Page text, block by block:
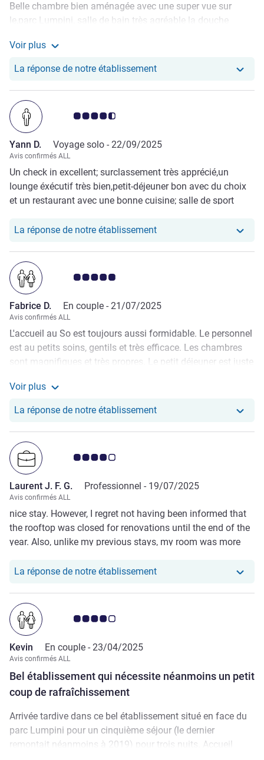
Belle chambre bien aménagée avec une super vue sur
le,parc Lumpini, salle de bain très agréable la douche
copieux et varié. La carte du dîner offrent des plats
européens et thaïs qui sont très bien exécutés. Le
personnel est professionnel et adorable, la gentillesse
thaïlandaise! Cependant il faudrait penser à rénover les
chambres qui commencent à être défraîchie.
Voir plus
La réponse de notre établissementNotre hôtel a repondu au
Note Avis clients 4.5/5
Yann D. Voyage solo - 22/09/2025
Avis confirmés ALL
Un check in excellent; surclassement très apprécié,un
lounge éxécutif très bien,petit-déjeuner bon avec du choix
et un restaurant avec une bonne cuisine; salle de sport
La réponse de notre établissementNotre hôtel a repondu au
Note Avis clients 5.0/5
Fabrice D. En couple - 21/07/2025
Avis confirmés ALL
L'accueil au So est toujours aussi formidable. Le personnel
est au petits soins, gentils et très efficace. Les chambres
sont magnifiques et très propres. Le petit déjeuner est juste
chaude (ce qui n'est pas le cas en janvier!). Si vous êtes en
chambres exécutive vous aurez accès au lounge avec
"happy Hour" gratuit de 17H00 à 19H00 et encore une fois
avec un personnel top. Je ne peux que vous recommander
le So.
Voir plus
La réponse de notre établissementNotre hôtel a repondu au
Note Avis clients 4.0/5
Laurent J. F. G. Professionnel - 19/07/2025
Avis confirmés ALL
nice stay. However, I regret not having been informed that
the rooftop was closed for renovations until the end of the
year. Also, unlike my previous stays, my room was more
La réponse de notre établissementNotre hôtel a repondu au
Bel établissement qui nécessite néanmoins un petit
coup de rafraîchissement
Note Avis clients 4.0/5
Kevin En couple - 23/04/2025
Avis confirmés ALL
Arrivée tardive dans ce bel établissement situé en face du
parc Lumpini pour un cinquième séjour (le dernier
remontait néanmoins à 2019) pour trois nuits. Accueil